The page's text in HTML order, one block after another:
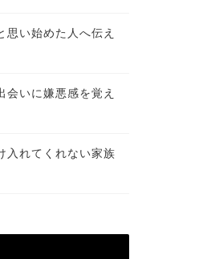
思い始めた人へ伝え
会いに嫌悪感を覚え
入れてくれない家族